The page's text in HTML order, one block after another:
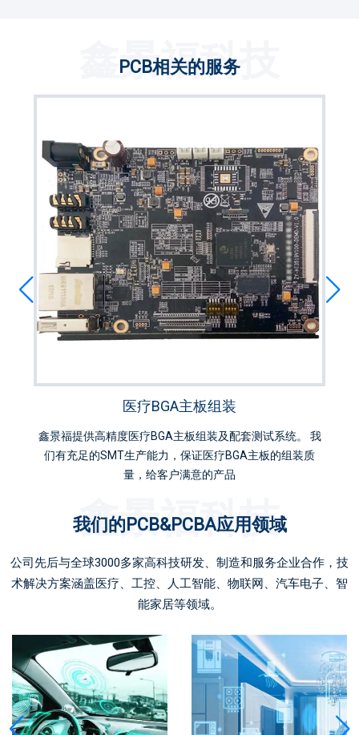
鑫景福科技
PCB相关的服务
BGA工控主板组装
我们提供Camera模块BGA组装，采用双通道内存架构和
AMD A68H FCH (Bolton D2H)，性能卓越，价格实惠，欢迎
咨询
鑫景福科技
我们的PCB&PCBA应用领域
公司先后与全球3000多家高科技研发、制造和服务企业合作，技
术解决方案涵盖医疗、工控、人工智能、物联网、汽车电子、智
能家居等领域。